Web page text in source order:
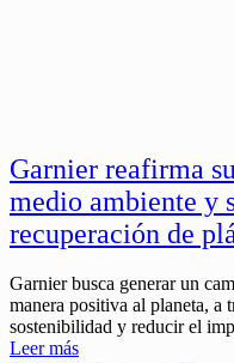
Garnier reafirma
medio ambiente y
recuperación de
Garnier busca generar un
manera positiva al planeta, a
sostenibilidad y reducir el
Leer más